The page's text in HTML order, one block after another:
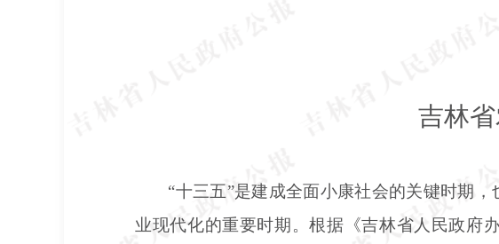
吉林
“十三五”是建成全面小康社会的关键时期
业现代化的重要时期。根据《吉林省人民政府